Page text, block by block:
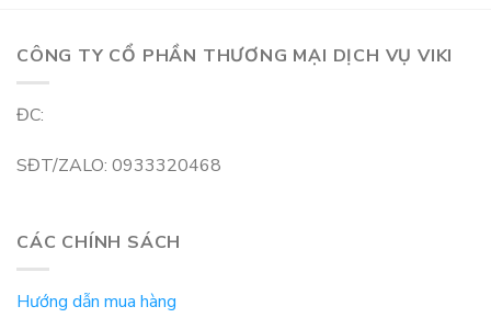
CÔNG TY CỔ PHẦN THƯƠNG MẠI DỊCH VỤ VIKI
ĐC:
SĐT/ZALO: 0933320468
CÁC CHÍNH SÁCH
Hướng dẫn mua hàng